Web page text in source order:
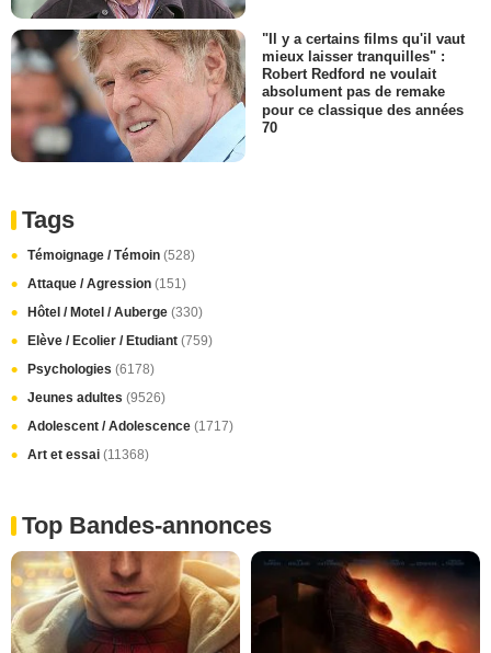
"Il y a certains films qu'il vaut
mieux laisser tranquilles" :
Robert Redford ne voulait
absolument pas de remake
pour ce classique des années
70
Tags
Témoignage / Témoin (528)
Attaque / Agression (151)
Hôtel / Motel / Auberge (330)
Elève / Ecolier / Etudiant (759)
Psychologies (6178)
Jeunes adultes (9526)
Adolescent / Adolescence (1717)
Art et essai (11368)
Top Bandes-annonces